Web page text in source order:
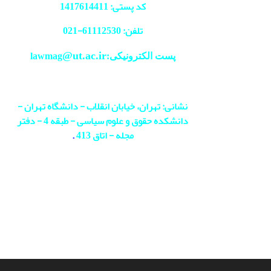
کد پستی: 1417614411
تلفن: 61112530-
021
پست الکترونیکی:lawmag@ut.ac.ir
نشانی: تهران، خیابان انقلاب - دانشگاه تهران -
دانشکده حقوق و علوم سیاسی - طبقه 4 - دفتر
مجله - اتاق 413
.